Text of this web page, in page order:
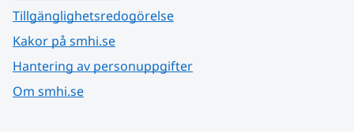
Tillgänglighetsredogörelse
Kakor på smhi.se
Hantering av personuppgifter
Om smhi.se